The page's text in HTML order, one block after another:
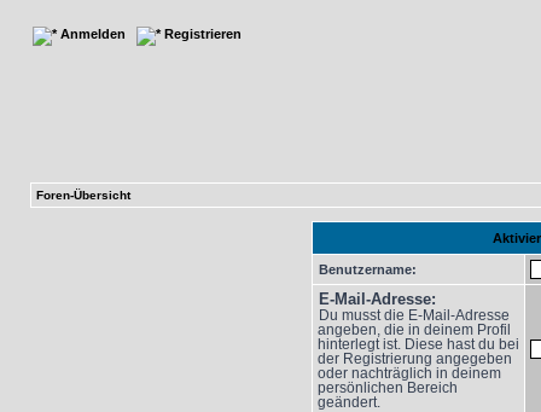
Anmelden Registrieren
Foren-Übersicht
Benutzername:
E-Mail-Adresse:
Du musst die E-Mail-Adresse
angeben, die in deinem Profil
hinterlegt ist. Diese hast du bei
der Registrierung angegeben
oder nachträglich in deinem
persönlichen Bereich
geändert.